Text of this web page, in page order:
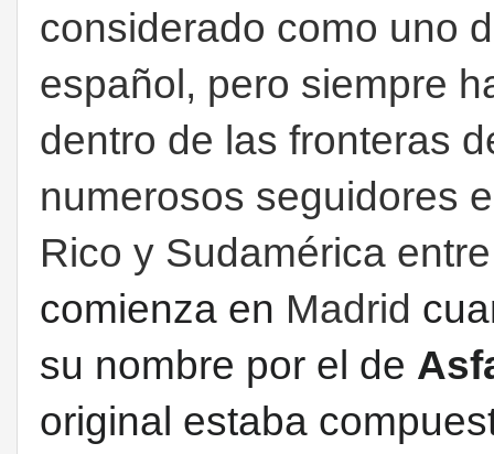
considerado como uno
español, pero siempre
dentro de las fronteras
numerosos seguidores
Rico y Sudamérica
comienza en Madrid
su nombre por el de
original estaba